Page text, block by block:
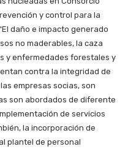
y control para la
daño e impacto generado
no maderables, la caza
y enfermedades forestales y
contra la integridad de
empresas socias, son
son abordados de diferente
de servicios
la incorporación de
plantel de personal